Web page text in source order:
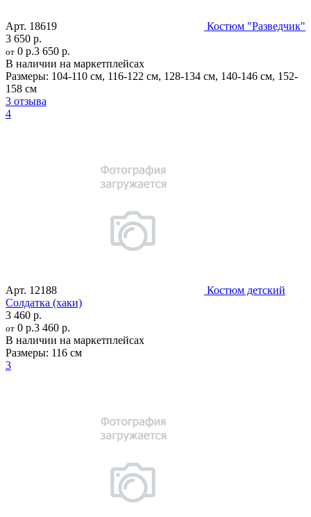
Арт. 18619
Костюм "Разведчик"
3 650 р.
от 0 р.3 650 р.
В наличии на маркетплейсах
Размеры: 104-110 см, 116-122 см, 128-134 см, 140-146 см, 152-
158 см
3 отзыва
4
Арт. 12188
Костюм детский
Солдатка (хаки)
3 460 р.
от 0 р.3 460 р.
В наличии на маркетплейсах
Размеры: 116 см
3